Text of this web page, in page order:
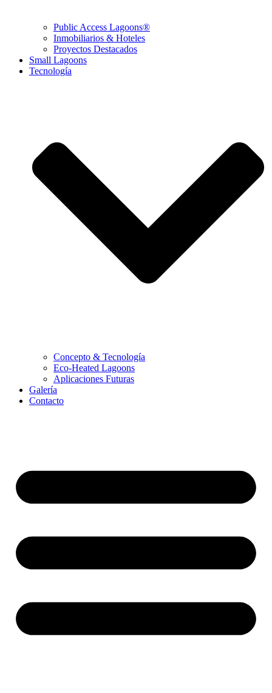
Public Access Lagoons®
Inmobiliarios & Hoteles
Proyectos Destacados
Small Lagoons
Tecnología
Concepto & Tecnología
Eco-Heated Lagoons
Aplicaciones Futuras
Galería
Contacto